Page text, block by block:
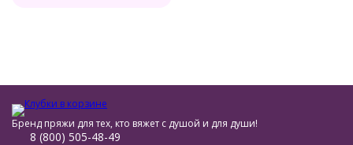
Бренд пряжи для тех, кто вяжет с душой и для души!
8 (800) 505-48-49